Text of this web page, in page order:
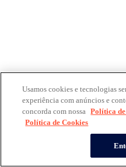
Usamos cookies e tecnologias
experiência com anúncios e
concorda com nossa Política
Política de Cookies